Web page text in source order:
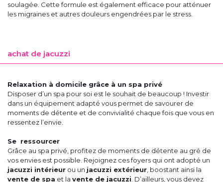
soulagée. Cette formule est également efficace pour atténuer
les migraines et autres douleurs engendrées par le stress.
achat de jacuzzi
Relaxation à domicile grâce à un spa privé
Disposer d’un spa pour soi est le souhait de beaucoup ! Investir
dans un équipement adapté vous permet de savourer de
moments de détente et de convivialité chaque fois que vous en
ressentez l’envie.
Se ressourcer
Grâce au spa privé, profitez de moments de détente au gré de
vos envies est possible. Rejoignez ces foyers qui ont adopté un
jacuzzi intérieur ou un jacuzzi extérieur , boostant ainsi la
vente de spa et la vente de jacuzzi . D’ailleurs, vous devez